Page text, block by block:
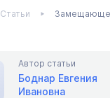
Статьи
Автор статьи
Боднар Евгения
Ивановна